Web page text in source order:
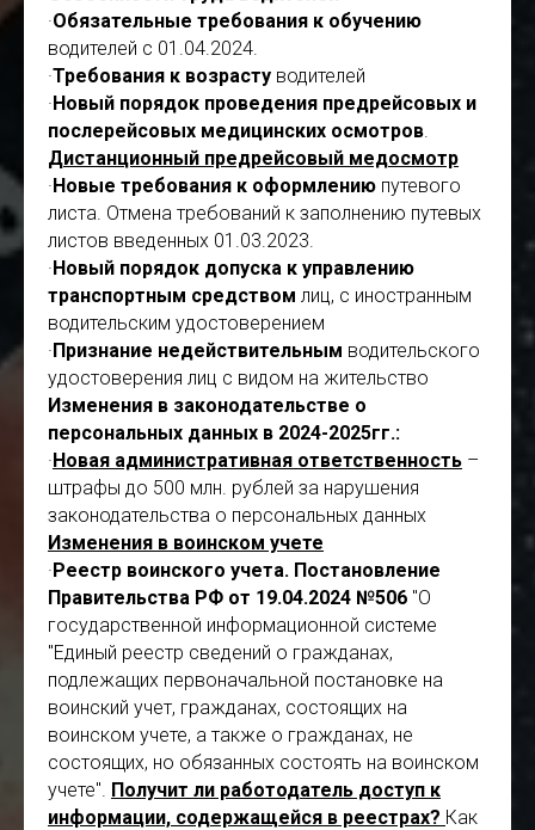
·Обязательные требования к обучению
водителей с 01.04.2024.
·Требования к возрасту водителей
·Новый порядок проведения предрейсовых и
послерейсовых медицинских осмотров.
Дистанционный предрейсовый медосмотр
·Новые требования к оформлению путевого
листа. Отмена требований к заполнению путевых
листов введенных 01.03.2023.
·Новый порядок допуска к управлению
транспортным средством лиц, с иностранным
водительским удостоверением
·Признание недействительным водительского
удостоверения лиц с видом на жительство
Изменения в законодательстве о
персональных данных в 2024-2025гг.:
·Новая административная ответственность –
штрафы до 500 млн. рублей за нарушения
законодательства о персональных данных
Изменения в воинском учете
·Реестр воинского учета. Постановление
Правительства РФ от 19.04.2024 №506 "О
государственной информационной системе
"Единый реестр сведений о гражданах,
подлежащих первоначальной постановке на
воинский учет, гражданах, состоящих на
воинском учете, а также о гражданах, не
состоящих, но обязанных состоять на воинском
учете". Получит ли работодатель доступ к
информации, содержащейся в реестрах? Как